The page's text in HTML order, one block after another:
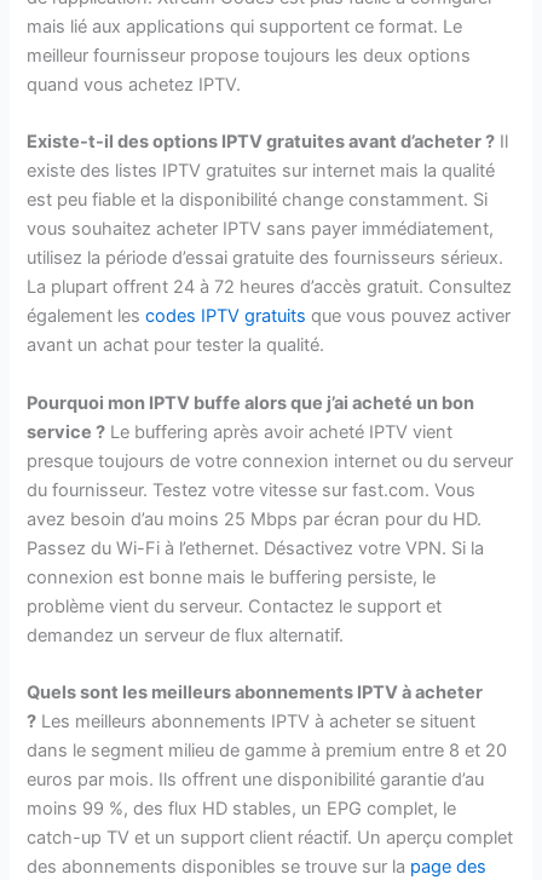
mais lié aux applications qui supportent ce format. Le
meilleur fournisseur propose toujours les deux options
quand vous achetez IPTV.
Existe-t-il des options IPTV gratuites avant d’acheter ? Il
existe des listes IPTV gratuites sur internet mais la qualité
est peu fiable et la disponibilité change constamment. Si
vous souhaitez acheter IPTV sans payer immédiatement,
utilisez la période d’essai gratuite des fournisseurs sérieux.
La plupart offrent 24 à 72 heures d’accès gratuit. Consultez
également lescodes IPTV gratuits que vous pouvez activer
avant un achat pour tester la qualité.
Pourquoi mon IPTV buffe alors que j’ai acheté un bon
service ? Le buffering après avoir acheté IPTV vient
presque toujours de votre connexion internet ou du serveur
du fournisseur. Testez votre vitesse sur fast.com. Vous
avez besoin d’au moins 25 Mbps par écran pour du HD.
Passez du Wi-Fi à l’ethernet. Désactivez votre VPN. Si la
connexion est bonne mais le buffering persiste, le
problème vient du serveur. Contactez le support et
demandez un serveur de flux alternatif.
Quels sont les meilleurs abonnements IPTV à acheter
? Les meilleurs abonnements IPTV à acheter se situent
dans le segment milieu de gamme à premium entre 8 et 20
euros par mois. Ils offrent une disponibilité garantie d’au
moins 99 %, des flux HD stables, un EPG complet, le
catch-up TV et un support client réactif. Un aperçu complet
des abonnements disponibles se trouve sur la page des